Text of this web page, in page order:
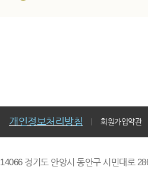
개인정보처리방침 회원가입약관
14066 경기도 안양시 동안구 시민대로